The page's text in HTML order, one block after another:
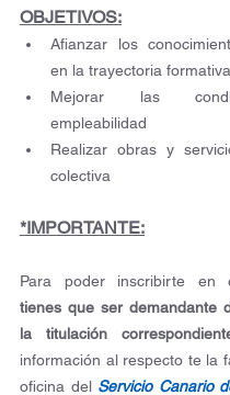
OBJETIVOS:
Afianzar los
en la trayectoria
Mejorar las
empleabilidad
Realizar obras y
colectiva
*IMPORTANTE:
tienes que ser demandante
la titulación
información al respecto te la
oficina del Servicio Canario